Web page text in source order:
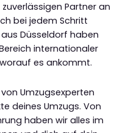
Partner an
bei jedem Schritt
Düsseldorf haben
internationaler
es ankommt.
Umzugsexperten
deines Umzugs. Von
haben wir alles im